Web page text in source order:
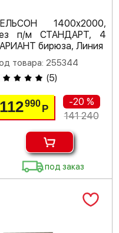
1400х2000,
п/м СТАНДАРТ, 4
бирюза, Линия
товара: 255344
(5)
112990 Р
-20 %
141 240
под заказ